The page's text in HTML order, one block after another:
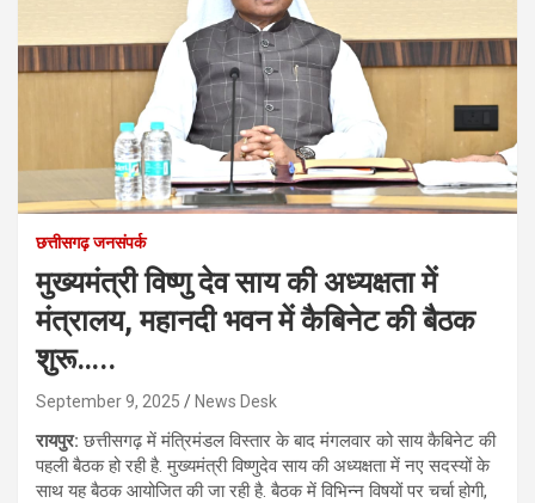
छत्तीसगढ़ जनसंपर्क
मुख्यमंत्री विष्णु देव साय की अध्यक्षता में
मंत्रालय, महानदी भवन में कैबिनेट की बैठक
शुरू…..
September 9, 2025 News Desk
रायपुर:छत्तीसगढ़ में मंत्रिमंडल विस्तार के बाद मंगलवार को साय कैबिनेट की
पहली बैठक हो रही है. मुख्यमंत्री विष्णुदेव साय की अध्यक्षता में नए सदस्यों के
साथ यह बैठक आयोजित की जा रही है. बैठक में विभिन्न विषयों पर चर्चा होगी,